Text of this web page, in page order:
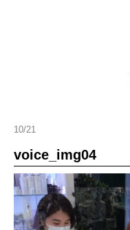
10/21
voice_img04